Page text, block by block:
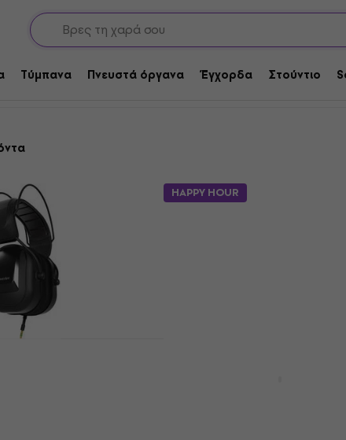
Τύμπανα Πνευστά όργανα Έγχορδα Στούντιο
for Drummers
Ακουστικά
HAPPY HOUR